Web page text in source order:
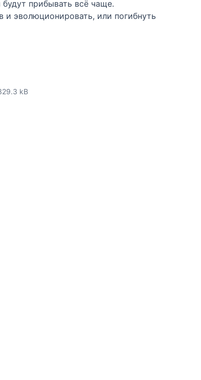
прибывать всё чаще.
эволюционировать, или погибнуть
kB